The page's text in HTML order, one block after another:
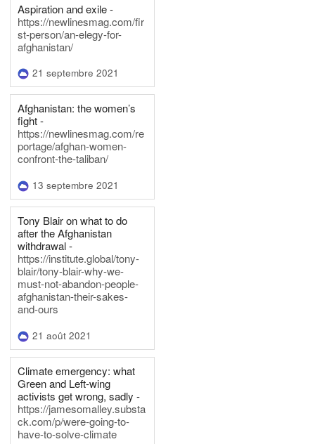
Aspiration and exile -
https://newlinesmag.com/fir
st-person/an-elegy-for-
afghanistan/
21 septembre 2021
Afghanistan: the women’s
fight -
https://newlinesmag.com/re
portage/afghan-women-
confront-the-taliban/
13 septembre 2021
Tony Blair on what to do
after the Afghanistan
withdrawal -
https://institute.global/tony-
blair/tony-blair-why-we-
must-not-abandon-people-
afghanistan-their-sakes-
and-ours
21 août 2021
Climate emergency: what
Green and Left-wing
activists get wrong, sadly -
https://jamesomalley.substa
ck.com/p/were-going-to-
have-to-solve-climate